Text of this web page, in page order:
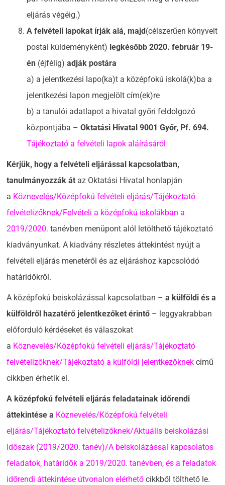
eljárás végéig.)
A felvételi lapokat írják alá, majd (célszerűen könyvelt
postai küldeményként) legkésőbb 2020. február 19-
én (éjfélig)adják postára
a) a jelentkezési lapo(ka)t a középfokú iskolá(k)ba a
jelentkezési lapon megjelölt cím(ek)re
b) a tanulói adatlapot a hivatal győri feldolgozó
központjába –Oktatási Hivatal 9001 Győr, Pf. 694.
Tájékoztató a felvételi lapok aláírásáról
Kérjük, hogy a felvételi eljárással kapcsolatban,
tanulmányozzák át az Oktatási Hivatal honlapján
a Köznevelés/Középfokú felvételi eljárás/Tájékoztató
felvételizőknek/Felvételi a középfokú iskolákban a
2019/2020. tanévben menüpont alól letölthető tájékoztató
kiadványunkat. A kiadvány részletes áttekintést nyújt a
felvételi eljárás menetéről és az eljáráshoz kapcsolódó
határidőkről.
A középfokú beiskolázással kapcsolatban –a külföldi és a
külföldről hazatérő jelentkezőket érintő – leggyakrabban
előforduló kérdéseket és válaszokat
a Köznevelés/Középfokú felvételi eljárás/Tájékoztató
felvételizőknek/Tájékoztató a külföldi jelentkezőknek című
cikkben érhetik el.
A középfokú felvételi eljárás feladatainak időrendi
áttekintése a Köznevelés/Középfokú felvételi
eljárás/Tájékoztató felvételizőknek/Aktuális beiskolázási
időszak (2019/2020. tanév)/A beiskolázással kapcsolatos
feladatok, határidők a 2019/2020. tanévben, és a feladatok
időrendi áttekintése útvonalon elérhető cikkből tölthető le.